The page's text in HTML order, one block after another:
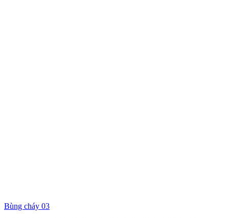
Bùng cháy 03